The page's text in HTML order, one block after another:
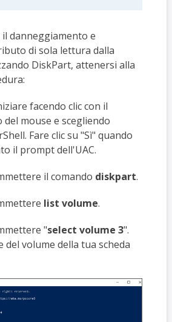
danneggiamento e
di sola lettura dalla
DiskPart, attenersi alla
facendo clic con il
mouse e scegliendo
Fare clic su "Sì" quando
il prompt dell'UAC.
il comando diskpart.
list volume.
"select volume 3".
del volume della tua scheda